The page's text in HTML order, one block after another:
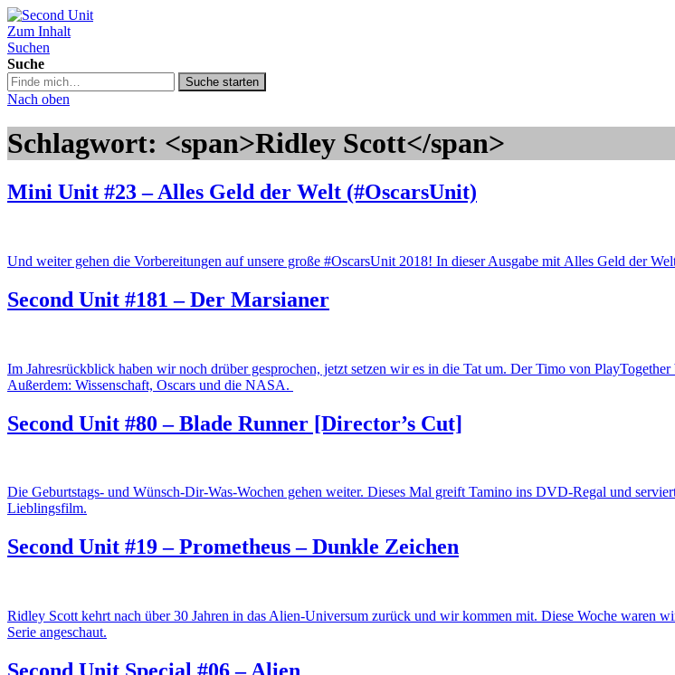
Second Unit
Zum Inhalt
Suchen
Suche
Suche
in
podcast.de/
Suche starten
Nach oben
Schlagwort: <span>Ridley Scott</span>
Mini Unit #23 – Alles Geld der Welt (#OscarsUnit)
Und weiter gehen die Vorbereitungen auf unsere große #OscarsUnit 2018! In dieser Ausgabe mit Alles Geld der
Second Unit #181 – Der Marsianer
Im Jahresrückblick haben wir noch drüber gesprochen, jetzt setzen wir es in die Tat um. Der Timo von
Außerdem: Wissenschaft, Oscars und die NASA.
Second Unit #80 – Blade Runner [Director’s Cut]
Die Geburtstags- und Wünsch-Dir-Was-Wochen gehen weiter. Dieses Mal greift Tamino ins DVD-Regal und
Lieblingsfilm.
Second Unit #19 – Prometheus – Dunkle Zeichen
Ridley Scott kehrt nach über 30 Jahren in das Alien-Universum zurück und wir kommen mit. Diese Woche
Serie angeschaut.